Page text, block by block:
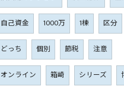
自己資金 1000万 1棟 区分
どっち 個別 節税 注意
オンライン 箱崎 シリーズ